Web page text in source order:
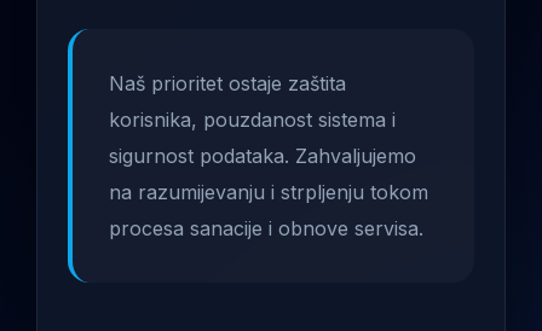
Naš prioritet ostaje zaštita
korisnika, pouzdanost sistema i
sigurnost podataka. Zahvaljujemo
na razumijevanju i strpljenju tokom
procesa sanacije i obnove servisa.